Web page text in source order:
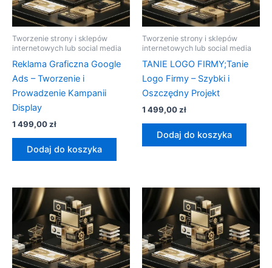
Tworzenie strony i sklepów
internetowych lub social media
Reklama Graficzna Google
Ads – Tworzenie i
Prowadzenie Kampanii
Display
1 499,00zł
Dodaj do koszyka
Tworzenie strony i sklepów
internetowych lub social media
TANIE LOGO FIRMY;Tanie
Logo Firmy – Szybki i
Oszczędny Projekt
1 499,00zł
Dodaj do koszyka